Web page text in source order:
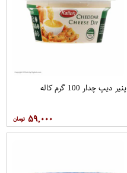
پنیر دیپ چدار 100 گرم کاله
۵۹,۰۰۰